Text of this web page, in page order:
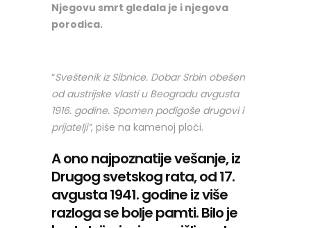
Njegovu smrt gledala je i njegova
porodica.
“Sveštenik iz Sibnice. Dobar Srbin obešen
od austrijske vlasti u Beogradu avgusta
1916. godine. Spomen podigoše drugovi i
prijatelji”, piše na kamenoj ploči.
A ono najpoznatije vešanje, iz
Drugog svetskog rata, od 17.
avgusta 1941. godine iz više
razloga se bolje pamti. Bilo je